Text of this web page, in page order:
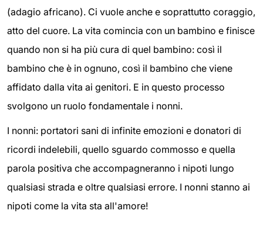
(adagio africano). Ci vuole anche e soprattutto coraggio,
atto del cuore. La vita comincia con un bambino e finisce
quando non si ha più cura di quel bambino: così il
bambino che è in ognuno, così il bambino che viene
affidato dalla vita ai genitori. E in questo processo
svolgono un ruolo fondamentale i nonni.
I nonni: portatori sani di infinite emozioni e donatori di
ricordi indelebili, quello sguardo commosso e quella
parola positiva che accompagneranno i nipoti lungo
qualsiasi strada e oltre qualsiasi errore. I nonni stanno ai
nipoti come la vita sta all'amore!